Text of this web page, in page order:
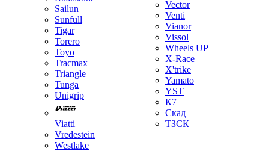
Sailun
Sunfull
Tigar
Torero
Toyo
Tracmax
Triangle
Tunga
Unigrip
Viatti
Vredestein
Westlake
Vector
Venti
Vianor
Vissol
Wheels UP
X-Race
X'trike
Yamato
YST
К7
Скад
ТЗСК